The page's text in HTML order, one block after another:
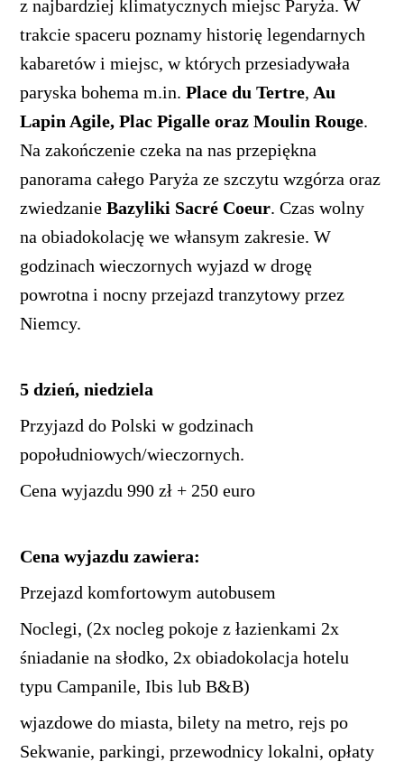
z najbardziej klimatycznych miejsc Paryża. W
trakcie spaceru poznamy historię legendarnych
kabaretów i miejsc, w których przesiadywała
paryska bohema m.in.Place du Tertre, Au
Lapin Agile, Plac Pigalle oraz Moulin Rouge.
Na zakończenie czeka na nas przepiękna
panorama całego Paryża ze szczytu wzgórza oraz
zwiedzanie Bazyliki Sacré Coeur. Czas wolny
na obiadokolację we włansym zakresie. W
godzinach wieczornych wyjazd w drogę
powrotna i nocny przejazd tranzytowy przez
Niemcy.
5 dzień, niedziela
Przyjazd do Polski w godzinach
popołudniowych/wieczornych.
Cena wyjazdu 990 zł + 250 euro
Cena wyjazdu zawiera:
Przejazd komfortowym autobusem
Noclegi, (2x nocleg pokoje z łazienkami 2x
śniadanie na słodko, 2x obiadokolacja hotelu
typu Campanile, Ibis lub B&B)
wjazdowe do miasta, bilety na metro, rejs po
Sekwanie, parkingi, przewodnicy lokalni, opłaty